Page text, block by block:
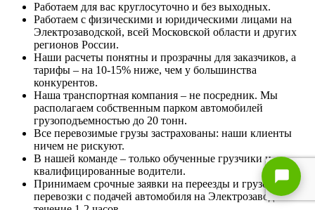
Работаем для вас круглосуточно и без выходных.
Работаем с физическими и юридическими лицами на
Электрозаводской, всей Московской области и других
регионов России.
Наши расчеты понятны и прозрачны для заказчиков, а
тарифы – на 10-15% ниже, чем у большинства
конкурентов.
Наша транспортная компания – не посредник. Мы
располагаем собственным парком автомобилей
грузоподъемностью до 20 тонн.
Все перевозимые грузы застрахованы: наши клиенты
ничем не рискуют.
В нашей команде – только обученные грузчики и
квалифицированные водители.
Принимаем срочные заявки на переезды и грузовые
перевозки с подачей автомобиля на Электрозаводской в